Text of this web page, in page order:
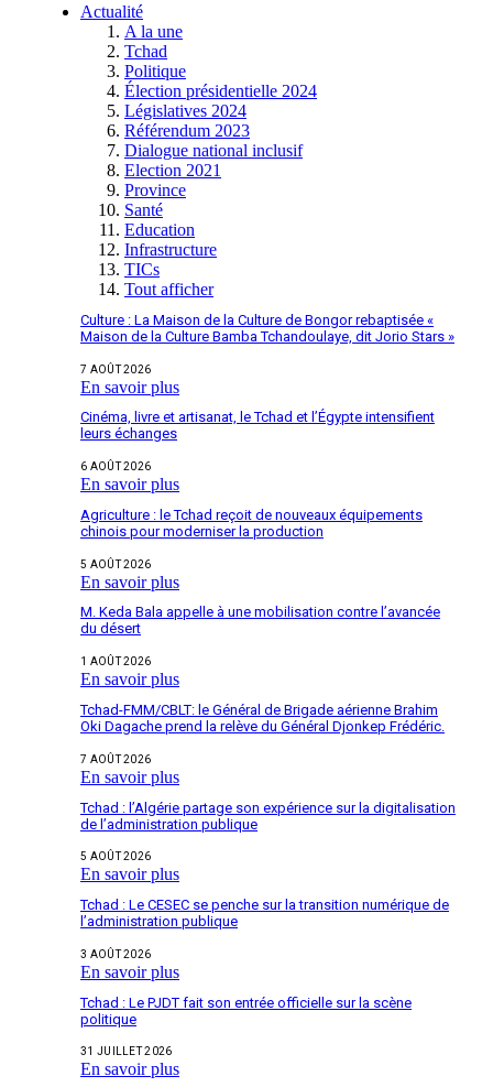
Actualité
A la une
Tchad
Politique
Élection présidentielle 2024
Législatives 2024
Référendum 2023
Dialogue national inclusif
Election 2021
Province
Santé
Education
Infrastructure
TICs
Tout afficher
Culture : La Maison de la Culture de Bongor rebaptisée «
Maison de la Culture Bamba Tchandoulaye, dit Jorio Stars »
7 AOÛT 2026
En savoir plus
Cinéma, livre et artisanat, le Tchad et l’Égypte intensifient
leurs échanges
6 AOÛT 2026
En savoir plus
Agriculture : le Tchad reçoit de nouveaux équipements
chinois pour moderniser la production
5 AOÛT 2026
En savoir plus
M. Keda Bala appelle à une mobilisation contre l’avancée
du désert
1 AOÛT 2026
En savoir plus
Tchad-FMM/CBLT: le Général de Brigade aérienne Brahim
Oki Dagache prend la relève du Général Djonkep Frédéric.
7 AOÛT 2026
En savoir plus
Tchad : l’Algérie partage son expérience sur la digitalisation
de l’administration publique
5 AOÛT 2026
En savoir plus
Tchad : Le CESEC se penche sur la transition numérique de
l’administration publique
3 AOÛT 2026
En savoir plus
Tchad : Le PJDT fait son entrée officielle sur la scène
politique
31 JUILLET 2026
En savoir plus